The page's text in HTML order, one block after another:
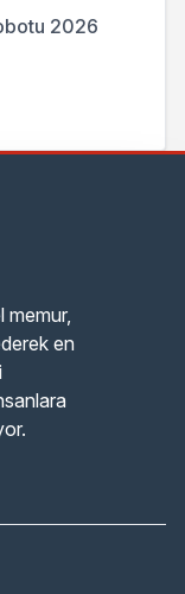
2026
memur,
en